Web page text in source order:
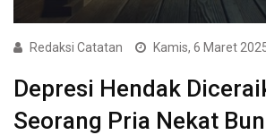
Redaksi Catatan Kamis, 6 Maret
Depresi Hendak
Seorang Pria Nekat